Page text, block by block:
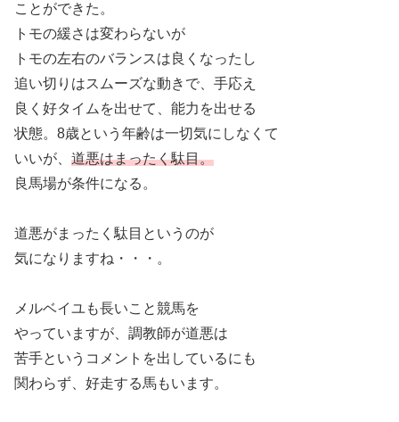
ことができた。
トモの緩さは変わらないが
トモの左右のバランスは良くなったし
追い切りはスムーズな動きで、手応え
良く好タイムを出せて、能力を出せる
状態。8歳という年齢は一切気にしなくて
いいが、 道悪はまったく駄目。
良馬場が条件になる。
道悪がまったく駄目というのが
気になりますね・・・。
メルベイユも長いこと競馬を
やっていますが、調教師が道悪は
苦手というコメントを出しているにも
関わらず、好走する馬もいます。